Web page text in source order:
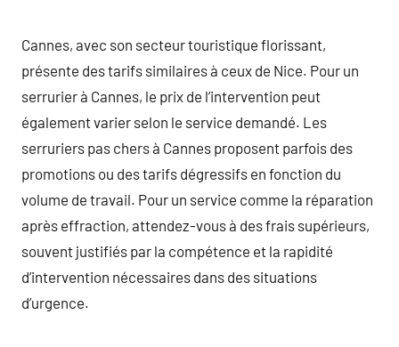
Cannes, avec son secteur touristique florissant,
présente des tarifs similaires à ceux de Nice. Pour un
serrurier à Cannes, le prix de l’intervention peut
également varier selon le service demandé. Les
serruriers pas chers à Cannes proposent parfois des
promotions ou des tarifs dégressifs en fonction du
volume de travail. Pour un service comme la réparation
après effraction, attendez-vous à des frais supérieurs,
souvent justifiés par la compétence et la rapidité
d’intervention nécessaires dans des situations
d’urgence.